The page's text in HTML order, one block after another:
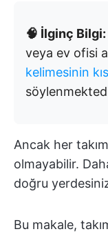
🧠 İlginç Bilgi:
veya ev ofisi
kelimesinin
Ancak her
olmayabilir.
doğru
Bu makale,